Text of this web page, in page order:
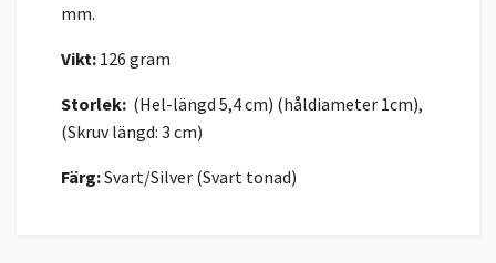
mm.
Vikt: 126 gram
Storlek: (Hel-längd 5,4 cm) (håldiameter 1cm),
(Skruv längd: 3 cm)
Färg:Svart/Silver (Svart tonad)